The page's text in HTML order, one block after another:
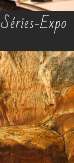
Séries-Expo